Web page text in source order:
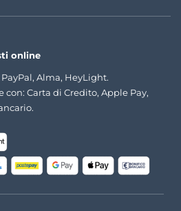
online
Alma, HeyLight.
con: Carta di Credito, Apple Pay,